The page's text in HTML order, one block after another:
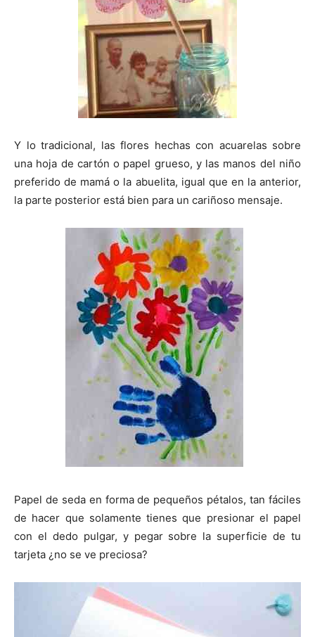
Y lo tradicional, las flores hechas con acuarelas sobre
una hoja de cartón o papel grueso, y las manos del niño
preferido de mamá o la abuelita, igual que en la anterior,
la parte posterior está bien para un cariñoso mensaje.
Papel de seda en forma de pequeños pétalos, tan fáciles
de hacer que solamente tienes que presionar el papel
con el dedo pulgar, y pegar sobre la superficie de tu
tarjeta ¿no se ve preciosa?